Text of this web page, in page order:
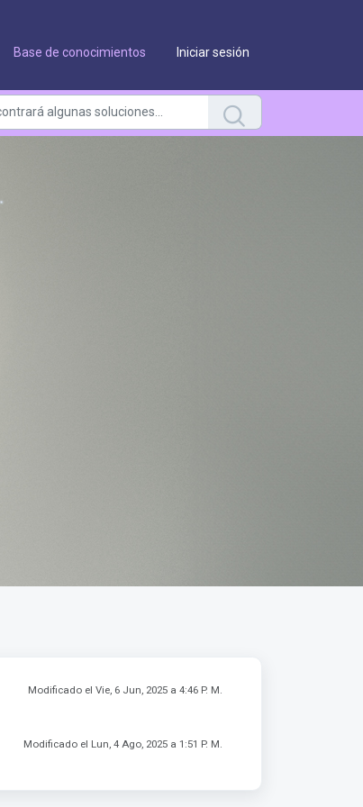
Base de conocimientos Iniciar sesión
Modificado el Vie, 6 Jun, 2025 a 4:46 P. M.
Modificado el Lun, 4 Ago, 2025 a 1:51 P. M.